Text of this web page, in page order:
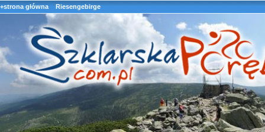
+strona główna Riesengebirge